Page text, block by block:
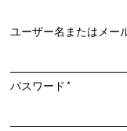
ユーザー名またはメー
パスワード*必